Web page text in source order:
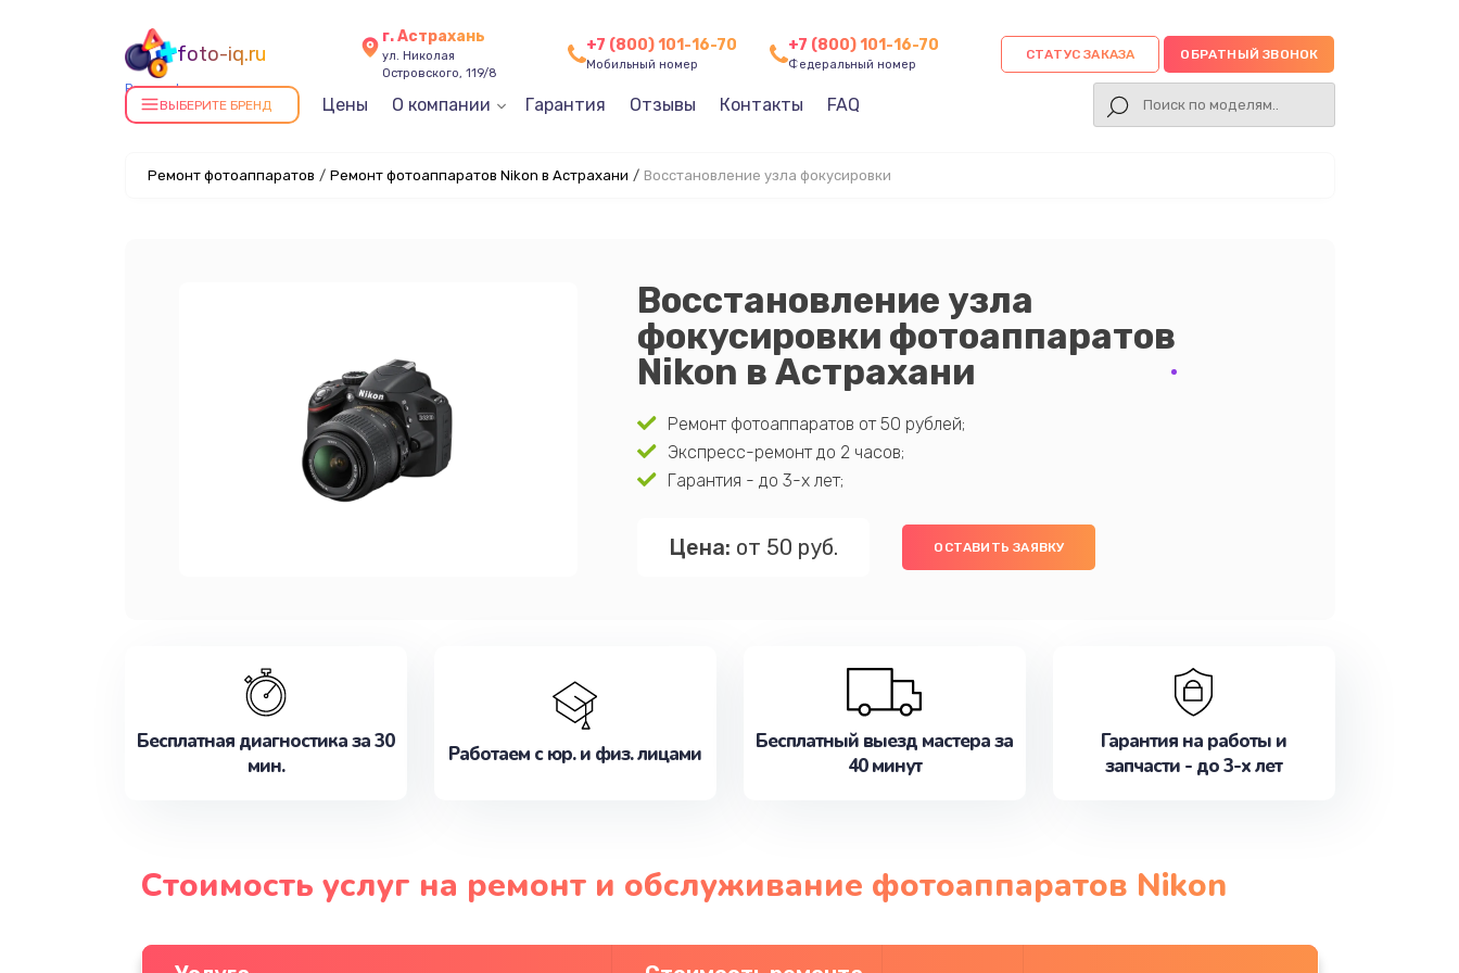
foto-iq.ru
Ремонт фотоаппаратов в
Астрахани
г. Астрахань
ул. Николая
Островского, 119/8
+7 (800) 101-16-70
Мобильный номер
+7 (800) 101-16-70
Федеральный номер
СТАТУС ЗАКАЗА ОБРАТНЫЙ ЗВОНОК
ВЫБЕРИТЕ БРЕНД Цены О компании Гарантия Отзывы Контакты FAQ
Ремонт фотоаппаратов / Ремонт фотоаппаратов Nikon в Астрахани / Восстановление узла фокусировки
Восстановление узла
фокусировки фотоаппаратов
Nikon в Астрахани
Ремонт фотоаппаратов от 50 рублей;
Экспресс-ремонт до 2 часов;
Гарантия - до 3-х лет;
Цена: от 50 руб. ОСТАВИТЬ ЗАЯВКУ
Бесплатная диагностика за 30
мин.
Работаем с юр. и физ. лицами
Бесплатный выезд мастера за
40 минут
Гарантия на работы и
запчасти - до 3-х лет
Стоимость услуг на ремонт и обслуживание фотоаппаратов Nikon